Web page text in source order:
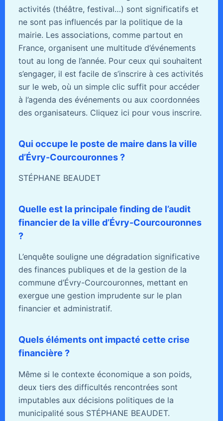
activités (théâtre, festival…) sont significatifs et
ne sont pas influencés par la politique de la
mairie. Les associations, comme partout en
France, organisent une multitude d’événements
tout au long de l’année. Pour ceux qui souhaitent
s’engager, il est facile de s’inscrire à ces activités
sur le web, où un simple clic suffit pour accéder
à l’agenda des événements ou aux coordonnées
des organisateurs. Cliquez ici pour vous inscrire.
Qui occupe le poste de maire dans la ville
d’Évry-Courcouronnes ?
STÉPHANE BEAUDET
Quelle est la principale finding de l’audit
financier de la ville d’Évry-Courcouronnes
?
L’enquête souligne une dégradation significative
des finances publiques et de la gestion de la
commune d’Évry-Courcouronnes, mettant en
exergue une gestion imprudente sur le plan
financier et administratif.
Quels éléments ont impacté cette crise
financière ?
Même si le contexte économique a son poids,
deux tiers des difficultés rencontrées sont
imputables aux décisions politiques de la
municipalité sous STÉPHANE BEAUDET.